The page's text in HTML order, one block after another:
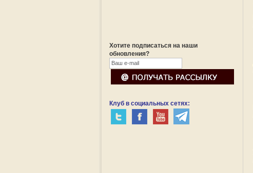
Хотите подписаться на наши
обновления?
Клуб в социальных сетях: